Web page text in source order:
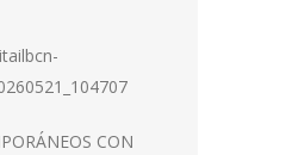
CON